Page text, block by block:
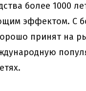
более 1000
эффектом. С
принят на